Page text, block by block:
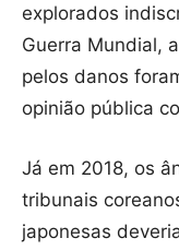
explorados
Guerra Mundial,
pelos danos
opinião pública
Já em 2018, os
tribunais
japonesas